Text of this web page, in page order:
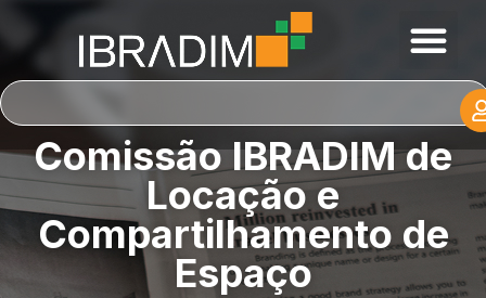
Comissão IBRADIM de
Locação e
Compartilhamento de
Espaço